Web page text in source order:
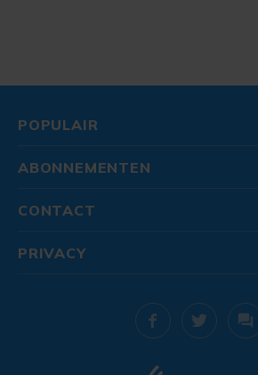
POPULAIR
ABONNEMENTEN
CONTACT
PRIVACY